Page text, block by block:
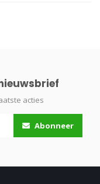
acties
Abonneer